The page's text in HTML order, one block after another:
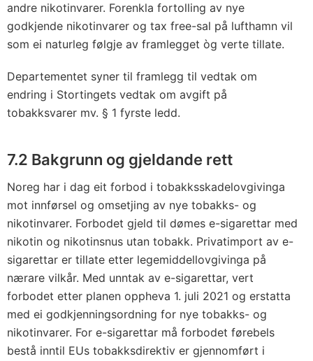
andre nikotinvarer. Forenkla fortolling av nye
godkjende nikotinvarer og tax free-sal på lufthamn vil
som ei naturleg følgje av framlegget òg verte tillate.
Departementet syner til framlegg til vedtak om
endring i Stortingets vedtak om avgift på
tobakksvarer mv. § 1 fyrste ledd.
7.2 Bakgrunn og gjeldande rett
Noreg har i dag eit forbod i tobakksskadelovgivinga
mot innførsel og omsetjing av nye tobakks- og
nikotinvarer. Forbodet gjeld til dømes e-sigarettar med
nikotin og nikotinsnus utan tobakk. Privatimport av e-
sigarettar er tillate etter legemiddellovgivinga på
nærare vilkår. Med unntak av e-sigarettar, vert
forbodet etter planen oppheva 1. juli 2021 og erstatta
med ei godkjenningsordning for nye tobakks- og
nikotinvarer. For e-sigarettar må forbodet førebels
bestå inntil EUs tobakksdirektiv er gjennomført i